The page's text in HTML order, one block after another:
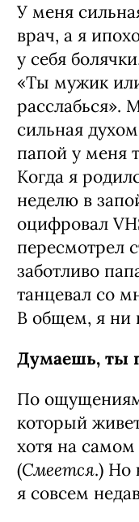
У меня
врач, а я
у себя
«Ты мужик
расслабься».
сильная
папой у меня
Когда я
неделю в
оцифровал
пересмотрел
заботливо
танцевал со
В общем, я ни
Думаешь, ты
По
который
хотя на самом
(Смеется.) Но
я совсем